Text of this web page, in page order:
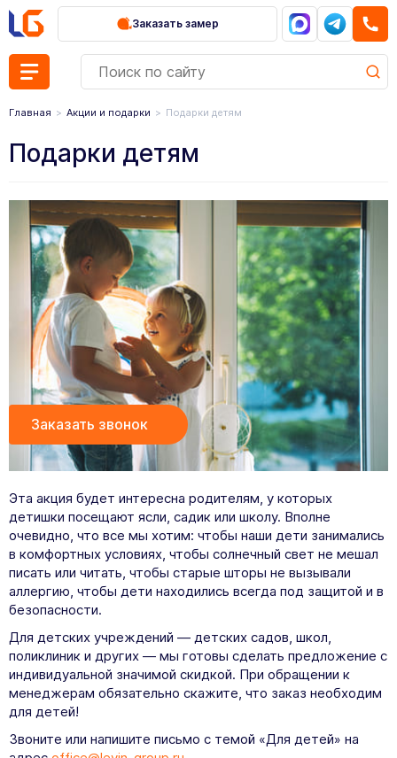
Заказать замер
Главная Акции и подарки Подарки детям
Подарки детям
Эта акция будет интересна родителям, у которых
детишки посещают ясли, садик или школу. Вполне
очевидно, что все мы хотим: чтобы наши дети занимались
в комфортных условиях, чтобы солнечный свет не мешал
писать или читать, чтобы старые шторы не вызывали
аллергию, чтобы дети находились всегда под защитой и в
безопасности.
Для детских учреждений — детских садов, школ,
поликлиник и других — мы готовы сделать предложение с
индивидуальной значимой скидкой. При обращении к
менеджерам обязательно скажите, что заказ необходим
для детей!
Звоните или напишите письмо с темой «Для детей» на
Заказать звонок